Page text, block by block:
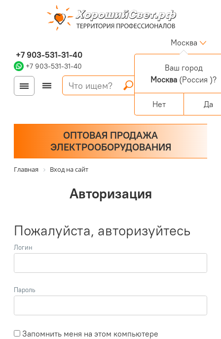
+7 903-531-31-40
+7 903-531-31-40
Москва
Войти
Регистрация
Корзина
0 позиций
Персональный раздел
ОПТОВАЯ ПРОДАЖА
ЭЛЕКТРООБОРУДОВАНИЯ
Главная Вход на сайт
Авторизация
Пожалуйста, авторизуйтесь
Логин
Пароль
Запомнить меня на этом компьютере
Ваш город
Москва (Россия )?
Нет Да